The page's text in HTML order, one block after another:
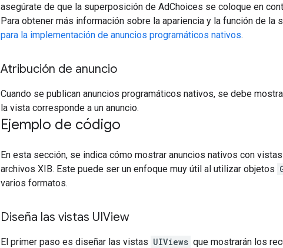
asegúrate de que la superposición de AdChoices se coloque en
Para obtener más información sobre la apariencia y la función de la
para la implementación de anuncios programáticos nativos.
Atribución de anuncio
Cuando se publican anuncios programáticos nativos, se debe
la vista corresponde a un anuncio.
Ejemplo de código
En esta sección, se indica cómo mostrar anuncios nativos con
archivos XIB. Este puede ser un enfoque muy útil al utilizar objetos
varios formatos.
Diseña las vistas UIView
El primer paso es diseñar las vistas UIViews que mostrarán los